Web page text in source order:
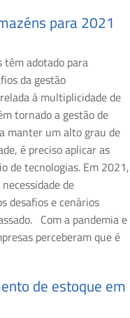
para 2021
têm adotado para
da gestão
à multiplicidade de
tornado a gestão de
manter um alto grau de
é preciso aplicar as
de tecnologias. Em 2021,
de
desafios e cenários
Com a pandemia e
perceberam que é
de estoque em